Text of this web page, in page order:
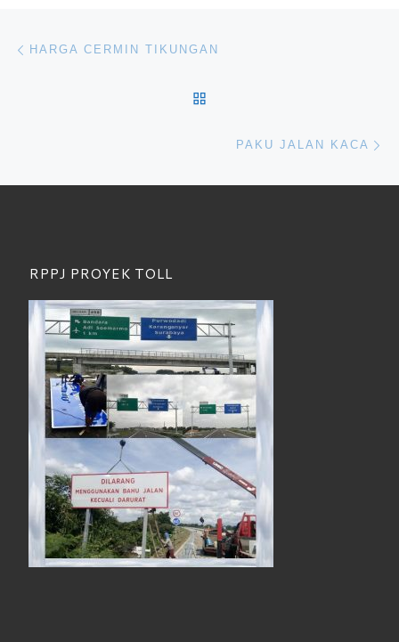
Navigasi pos
HARGA CERMIN TIKUNGAN
PAKU JALAN KACA
RPPJ PROYEK TOLL